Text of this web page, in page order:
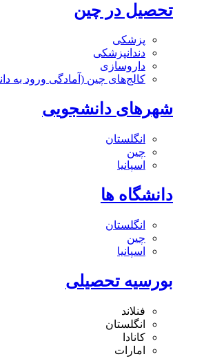
تحصیل در چین
پزشکی
دندانپزشکی
داروسازی
کالج‌های چین (آمادگی ورود به
شهرهای دانشجویی
انگلستان
چین
اسپانیا
دانشگاه ها
انگلستان
چین
اسپانیا
بورسیه تحصیلی
فنلاند
انگلستان
کانادا
امارات